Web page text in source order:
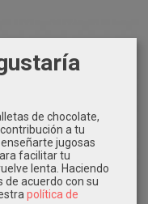
de chocolate,
a tu
jugosas
facilitar tu
lenta. Haciendo
de acuerdo con su
política de